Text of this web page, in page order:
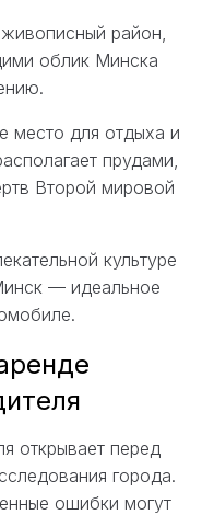
район,
облик Минска
место для отдыха и
прудами,
Второй мировой
культуре
— идеальное
открывает перед
города.
ошибки могут